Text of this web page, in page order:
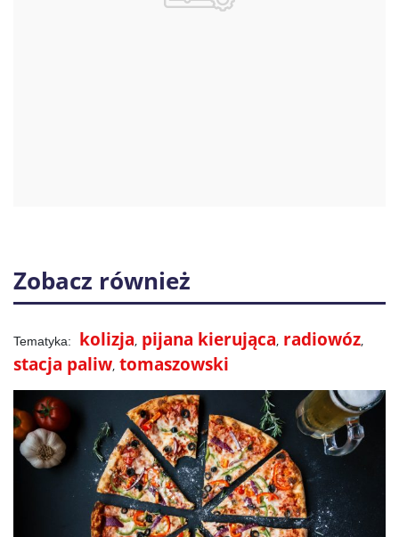
Zobacz również
kolizja pijana kierująca radiowóz
stacja paliw tomaszowski